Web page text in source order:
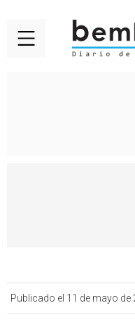
Publicado el 11 de mayo de